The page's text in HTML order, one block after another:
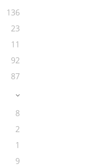
136
23
11
92
87
8
2
1
9